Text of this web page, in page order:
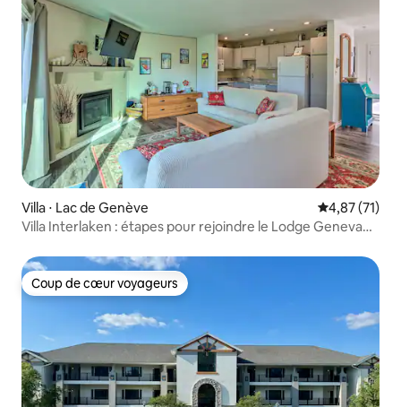
Villa ⋅ Lac de Genève Évaluation
4,87 (71)
Villa Interlaken : étapes pour rejoindre le Lodge Geneva
Coup de cœur voyageurs
Coup de cœur voyageurs